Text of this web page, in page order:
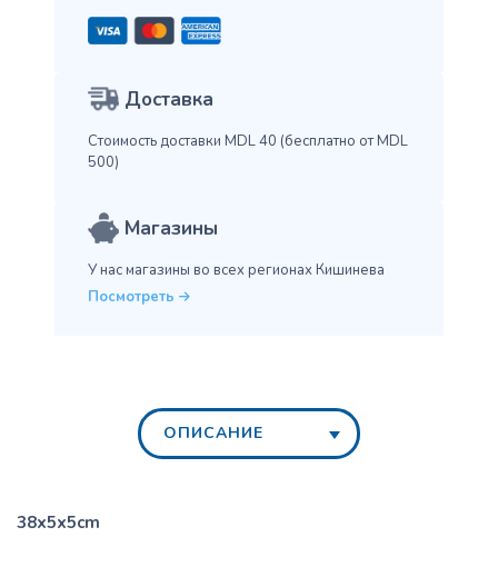
Доставка
Стоимость доставки MDL 40 (бесплатно от MDL
500)
Магазины
У нас магазины во всех регионах Кишинева
Посмотреть
ОПИСАНИЕ
38x5x5cm